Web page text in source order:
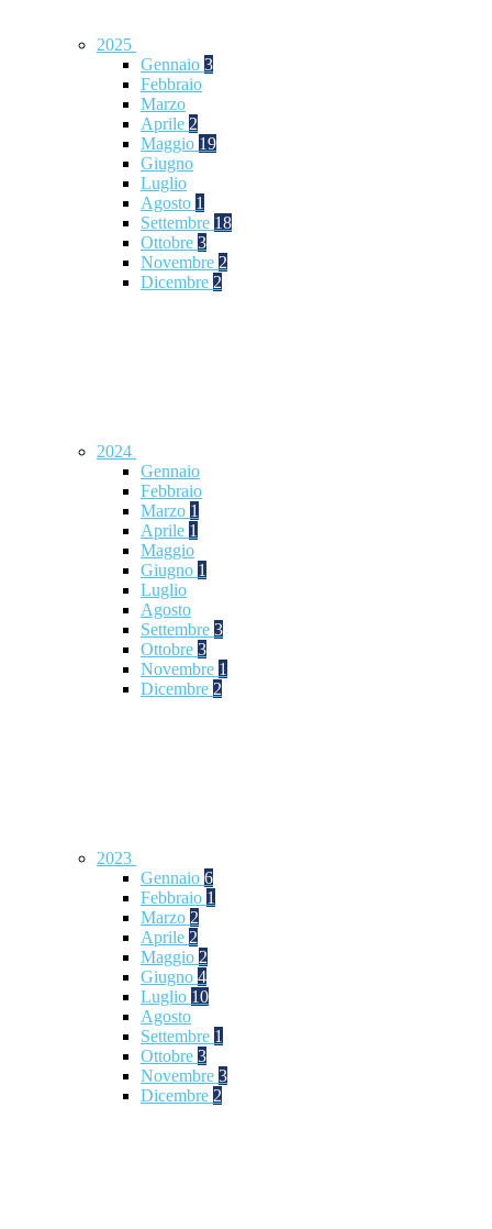
2025
Gennaio 3
Febbraio
Marzo
Aprile 2
Maggio 19
Giugno
Luglio
Agosto 1
Settembre 18
Ottobre 3
Novembre 2
Dicembre 2
2024
Gennaio
Febbraio
Marzo 1
Aprile 1
Maggio
Giugno 1
Luglio
Agosto
Settembre 3
Ottobre 3
Novembre 1
Dicembre 2
2023
Gennaio 6
Febbraio 1
Marzo 2
Aprile 2
Maggio 2
Giugno 4
Luglio 10
Agosto
Settembre 1
Ottobre 3
Novembre 3
Dicembre 2